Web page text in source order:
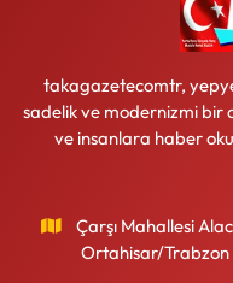
takagazetecomtr,
sadelik ve modernizmi bir
ve insanlara haber
Çarşı Mahallesi
Ortahisar/Trabzon